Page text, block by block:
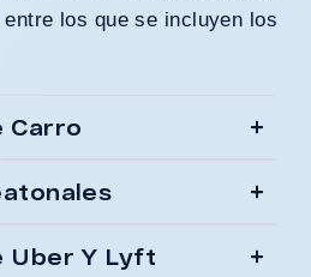
los que se incluyen los
Carro
Uber Y Lyft